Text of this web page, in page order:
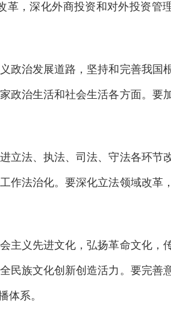
革，深化外商投资和对外投资管
治发展道路，坚持和完善我国
政治生活和社会生活各方面。要
法、执法、司法、守法各环节
作法治化。要深化立法领域改革
义先进文化，弘扬革命文化，
民族文化创新创造活力。要完善
体系。